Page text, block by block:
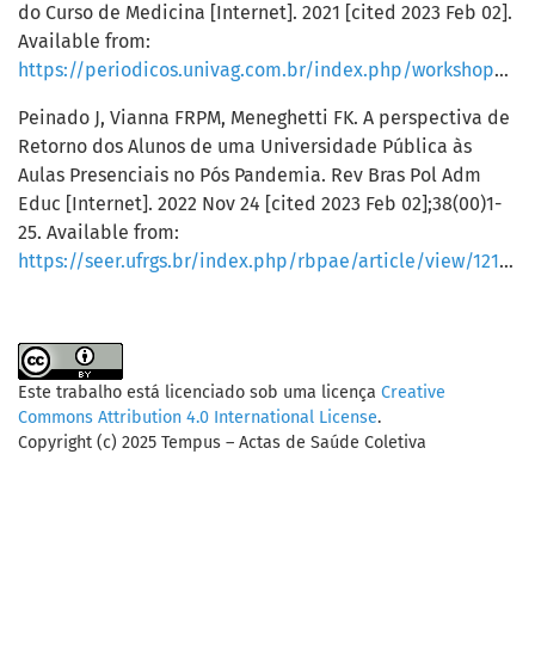
do Curso de Medicina [Internet]. 2021 [cited 2023 Feb 02].
Available from:
https://periodicos.univag.com.br/index.php/workshopbp/article/view/2034/2203
Peinado J, Vianna FRPM, Meneghetti FK. A perspectiva de
Retorno dos Alunos de uma Universidade Pública às
Aulas Presenciais no Pós Pandemia. Rev Bras Pol Adm
Educ [Internet]. 2022 Nov 24 [cited 2023 Feb 02];38(00)1-
25. Available from:
https://seer.ufrgs.br/index.php/rbpae/article/view/121497
Este trabalho está licenciado sob uma licença Creative
Commons Attribution 4.0 International License.
Copyright (c) 2025 Tempus – Actas de Saúde Coletiva